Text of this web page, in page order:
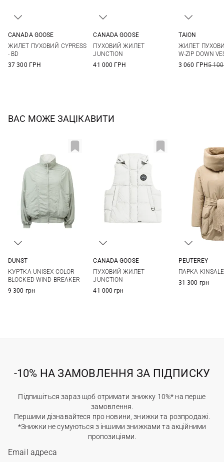
CANADA GOOSE
ЖИЛЕТ ПУХОВИЙ CYPRESS
- BD
37 300 ГРН
CANADA GOOSE
ПУХОВИЙ ЖИЛЕТ
JUNCTION
41 000 ГРН
XL
XXL
TAION
ЖИЛЕТ
W-ZIP DOWN
3 060 ГРН5
ВАС МОЖЕ ЗАЦІКАВИТИ
DUNST
КУРТКА UNISEX COLOR
BLOCKED WIND BREAKER
9 300 грн
CANADA GOOSE
ПУХОВИЙ ЖИЛЕТ
JUNCTION
41 000 грн
PEUTEREY
ПАРКА KINSALE
31 300 грн
-10% НА ЗАМОВЛЕННЯ ЗА ПІДПИСКУ
Підпишіться зараз щоб отримати знижку 10%* на перше
замовлення.
Першими дізнавайтеся про новини, знижки та розпродажі.
*Знижки не сумуються з іншими знижками та акційними
пропозиціями.